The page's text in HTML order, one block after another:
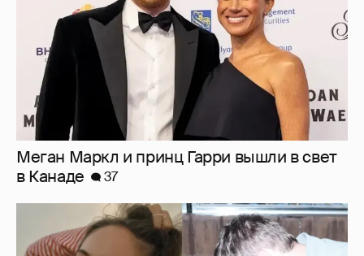
Внучка Никиты Михалкова Наталья с